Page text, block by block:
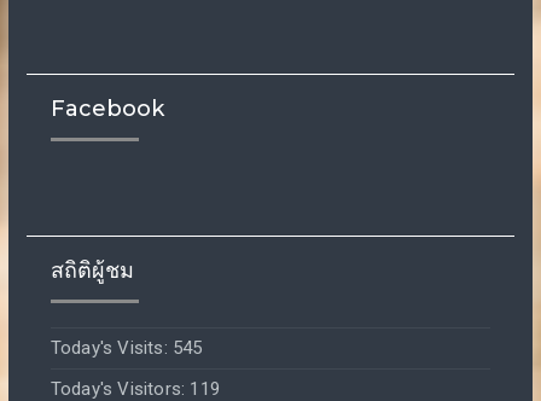
Facebook
สถิติผู้ชม
Today's Visits: 545
Today's Visitors: 119